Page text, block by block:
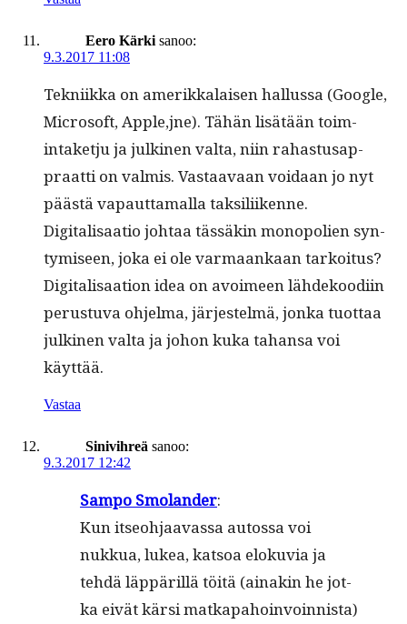
Eero Kärki sanoo:
9.3.2017 11:08
Tekni­ik­ka on amerikkalaisen hal­lus­sa (Google,
Microsoft, Apple,jne). Tähän lisätään toim­
intaketju ja julki­nen val­ta, niin rahas­tusap­
praat­ti on valmis. Vas­taavaan voidaan jo nyt
päästä vapaut­ta­mal­la taksiliikenne.
Dig­i­tal­isaa­tio johtaa tässäkin monop­o­lien syn­
tymiseen, joka ei ole var­maankaan tarkoi­tus?
Dig­i­tal­isaa­tion idea on avoimeen lähdekood­i­in
perus­tu­va ohjel­ma, jär­jestelmä, jon­ka tuot­taa
julki­nen val­ta ja johon kuka tahansa voi
käyttää.
Vastaa
Sinivihreä sanoo:
9.3.2017 12:42
Sam­po Smolan­der:
Kun itseo­h­jaavas­sa autossa voi
nukkua, lukea, kat­soa eloku­via ja
tehdä läp­päril­lä töitä (ainakin he jot­
ka eivät kär­si matka­pa­hoin­voin­nista)